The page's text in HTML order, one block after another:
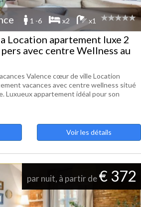
1 -6 x2 x1
Location apartement luxe 2
avec centre Wellness au
Valence cœur de ville Location
vacances avec centre wellness situé
Luxueux appartement idéal pour son
Voir les détails
par nuit, à partir de€ 372